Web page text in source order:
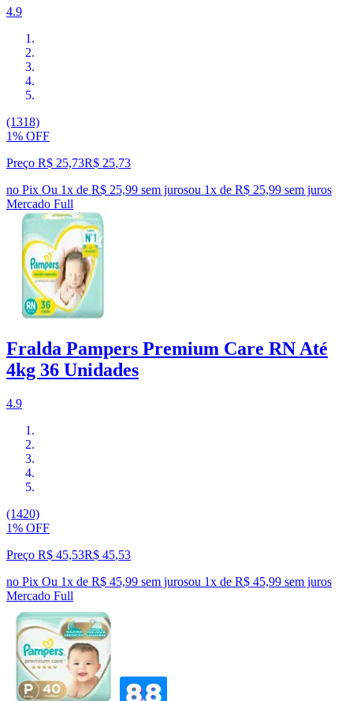
4.9
(1318)
1% OFF
Preço R$ 25,73R$ 25,73
no Pix Ou 1x de R$ 25,99 sem jurosou 1x de R$ 25,99 sem juros
Mercado Full
Fralda Pampers Premium Care RN Até
4kg 36 Unidades
4.9
(1420)
1% OFF
Preço R$ 45,53R$ 45,53
no Pix Ou 1x de R$ 45,99 sem jurosou 1x de R$ 45,99 sem juros
Mercado Full